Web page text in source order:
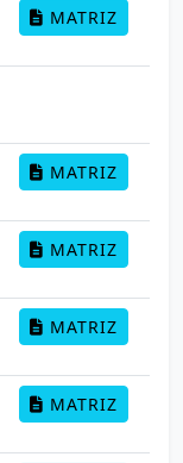
MATRIZ
MATRIZ
MATRIZ
MATRIZ
MATRIZ